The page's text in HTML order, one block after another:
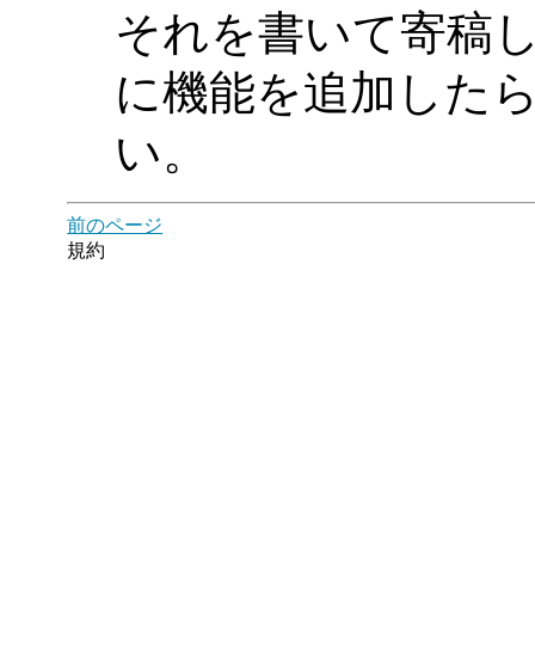
それを書いて寄稿
に機能を追加した
い。
前のページ
規約